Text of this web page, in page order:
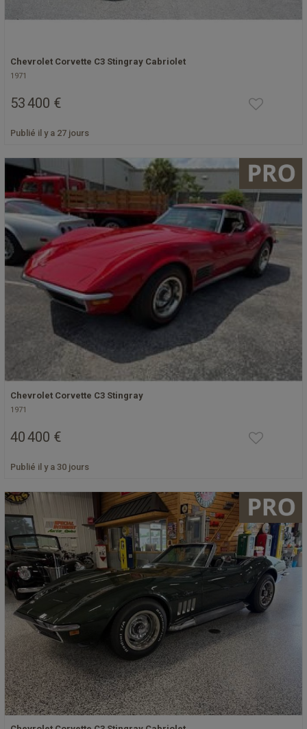
Chevrolet Corvette C3 Stingray Cabriolet
1971
53 400 €
Publié il y a 27 jours
Chevrolet Corvette C3 Stingray
1971
40 400 €
Publié il y a 30 jours